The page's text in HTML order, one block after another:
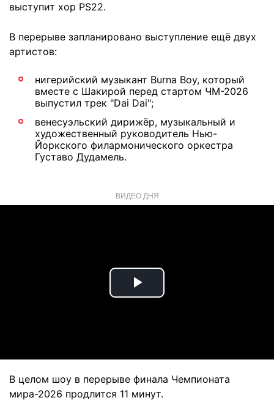
выступит хор PS22.
В перерыве запланировано выступление ещё двух
артистов:
нигерийский музыкант Burna Boy, который
вместе с Шакирой перед стартом ЧМ-2026
выпустил трек "Dai Dai";
венесуэльский дирижёр, музыкальный и
художественный руководитель Нью-
Йоркского филармонического оркестра
Густаво Дудамель.
ВИДЕО ДНЯ
Play
В целом шоу в перерыве финала Чемпионата
мира-2026 продлится 11 минут.